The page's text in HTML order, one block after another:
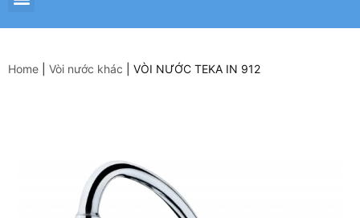
Home Vòi nước khác VÒI NƯỚC TEKA IN 912